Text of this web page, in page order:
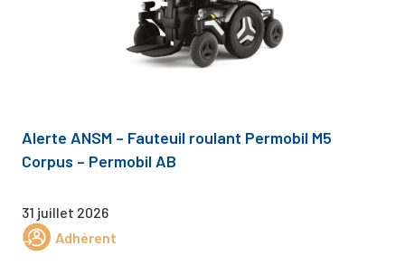
Alerte ANSM – Fauteuil roulant Permobil M5
Corpus – Permobil AB
31 juillet 2026
Adhérent